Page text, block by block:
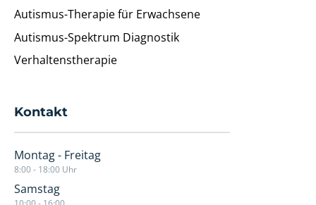
Autismus-Therapie für Erwachsene
Autismus-Spektrum Diagnostik
Verhaltenstherapie
Kontakt
Montag - Freitag
8:00 - 18:00 Uhr
Samstag